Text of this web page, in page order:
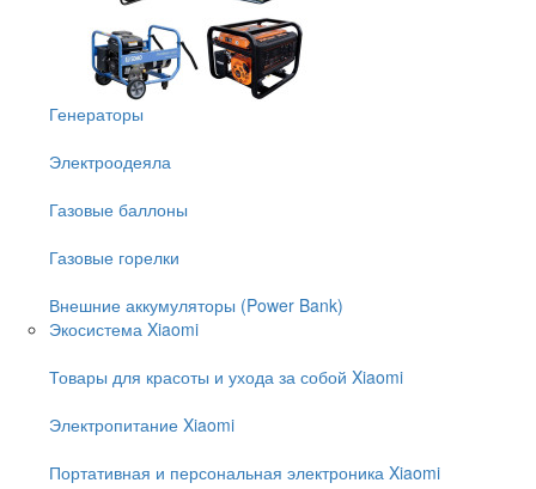
Генераторы
Электроодеяла
Газовые баллоны
Газовые горелки
Внешние аккумуляторы (Power Bank)
Экосистема Xiaomi
Товары для красоты и ухода за собой Xiaomi
Электропитание Xiaomi
Портативная и персональная электроника Xiaomi